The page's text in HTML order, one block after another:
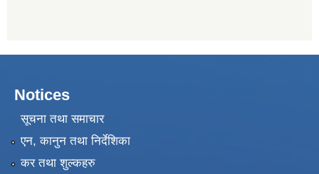
Notices
सूचना तथा समाचार
एन, कानुन तथा निर्देशिका
कर तथा शुल्कहरु